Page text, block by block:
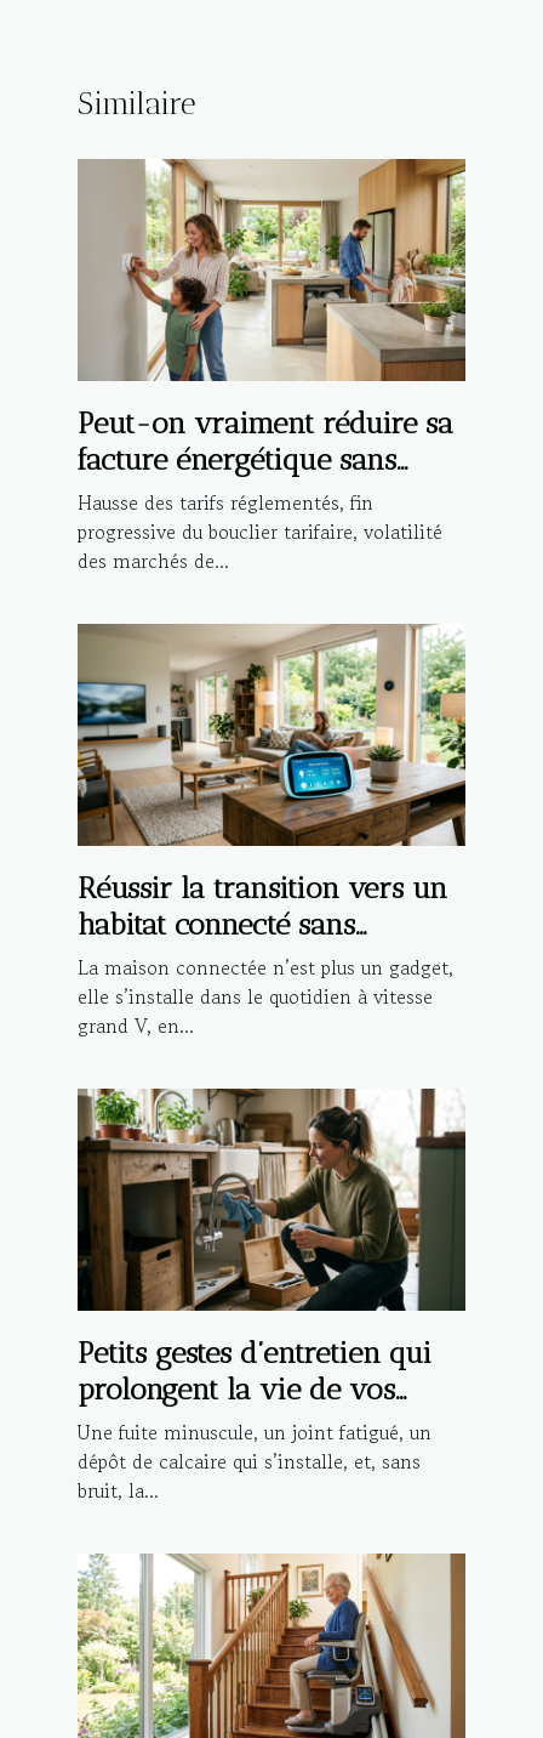
Similaire
Peut-on vraiment réduire sa
facture énergétique sans
compromis ?
Hausse des tarifs réglementés, fin
progressive du bouclier tarifaire, volatilité
des marchés de...
Réussir la transition vers un
habitat connecté sans
compromettre la sécurité
La maison connectée n’est plus un gadget,
elle s’installe dans le quotidien à vitesse
grand V, en...
Petits gestes d’entretien qui
prolongent la vie de vos
installations
Une fuite minuscule, un joint fatigué, un
dépôt de calcaire qui s’installe, et, sans
bruit, la...